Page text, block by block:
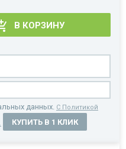
В КОРЗИНУ
данных. С Политикой
КУПИТЬ В 1 КЛИК